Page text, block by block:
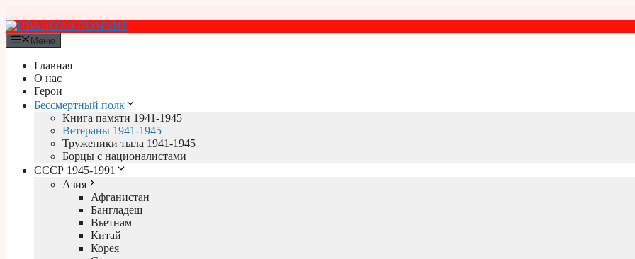
к
содержимому
Меню
Главная
О нас
Герои
Бессмертный полк
Книга памяти 1941-1945
Ветераны 1941-1945
Труженики тыла 1941-1945
Борцы с националистами
СССР 1945-1991
Азия
Афганистан
Бангладеш
Вьетнам
Китай
Корея